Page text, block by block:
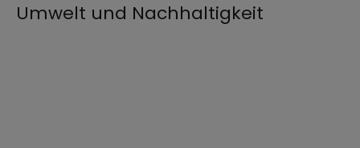
Umwelt und Nachhaltigkeit